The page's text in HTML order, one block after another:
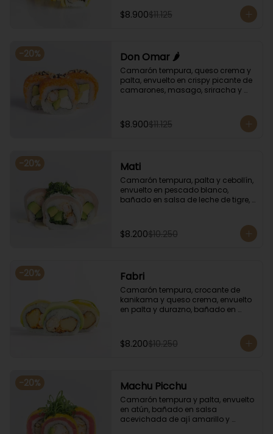
$8.900$11.125
-20% Don Omar 🌶️
Camarón tempura, queso crema y
palta, envuelto en crispy picante de
camarones, masago, sriracha y
$8.900$11.125
-20% Mati
Camarón tempura, palta y cebollín,
envuelto en pescado blanco,
bañado en salsa de leche de tigre,
$8.200$10.250
-20% Fabri
Camarón tempura, crocante de
kanikama y queso crema, envuelto
en palta y durazno, bañado en
$8.200$10.250
-20% Machu Picchu
Camarón tempura y palta, envuelto
en atún, bañado en salsa
acevichada de ají amarillo y